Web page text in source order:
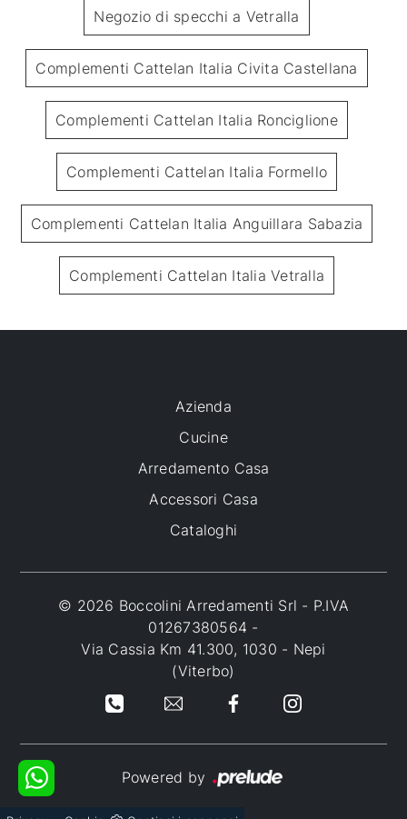
Negozio di specchi a Vetralla
Complementi Cattelan Italia Civita Castellana
Complementi Cattelan Italia Ronciglione
Complementi Cattelan Italia Formello
Complementi Cattelan Italia Anguillara Sabazia
Complementi Cattelan Italia Vetralla
Azienda
Cucine
Arredamento Casa
Accessori Casa
Cataloghi
© 2026 Boccolini Arredamenti Srl - P.IVA
01267380564 -
Via Cassia Km 41.300, 1030 - Nepi
(Viterbo)
Powered by